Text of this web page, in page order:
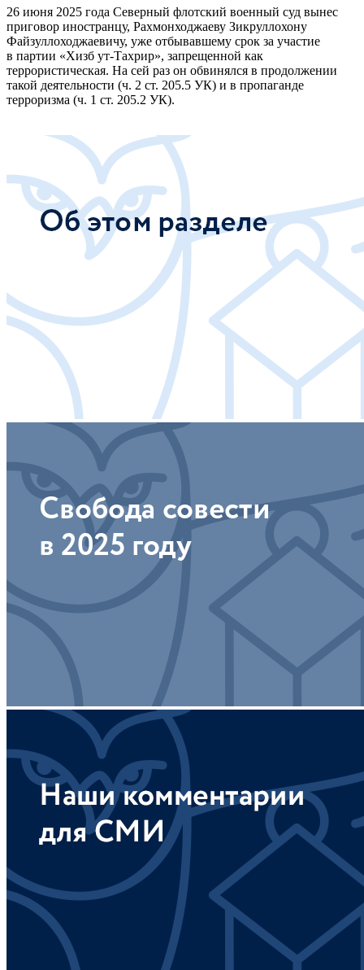
26 июня 2025 года Северный флотский военный суд вынес
приговор иностранцу, Рахмонходжаеву Зикруллохону
Файзуллоходжаевичу, уже отбывавшему срок за участие
в партии «Хизб ут-Тахрир», запрещенной как
террористическая. На сей раз он обвинялся в продолжении
такой деятельности (ч. 2 ст. 205.5 УК) и в пропаганде
терроризма (ч. 1 ст. 205.2 УК).